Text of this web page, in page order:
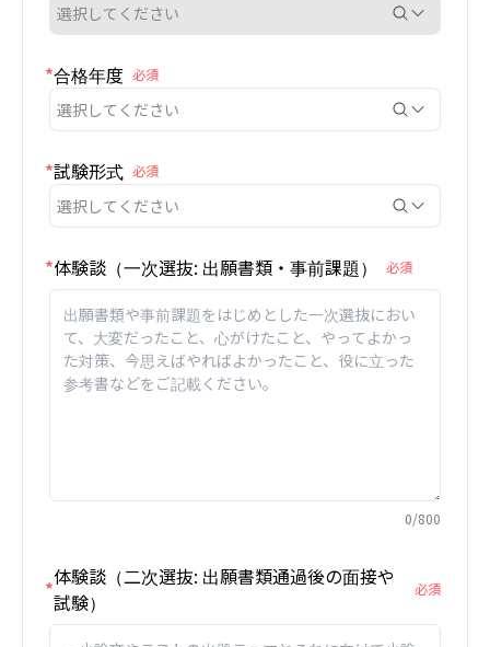
選択してください
*合格年度 必須
選択してください
*試験形式 必須
選択してください
*体験談（一次選抜: 出願書類・事前課題） 必須
0/800
*体験談（二次選抜: 出願書類通過後の面接や
試験）
必須